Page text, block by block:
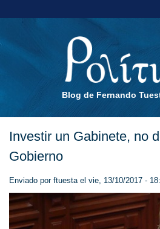
Blog de Fernando
Investir un Gabinete, no
Gobierno
Enviado por ftuestael vie, 13/10/2017 -